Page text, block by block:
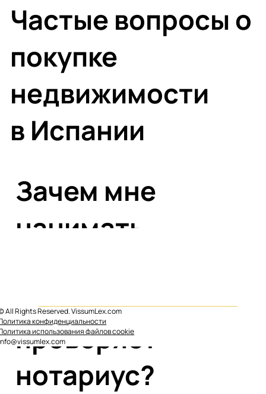
Частые вопросы о
покупке
недвижимости
в Испании
Зачем мне
нанимать
сделку все равно
проверяет
нотариус?
All Rights Reserved. VissumLex.com
конфиденциальности
использования файлов cookie